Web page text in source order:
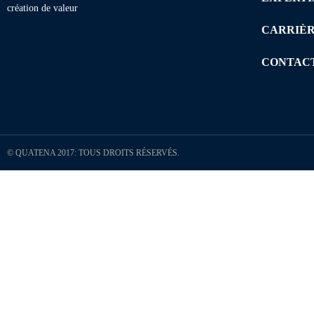
création de valeur
© QUATENA 2017: TOUS DROITS RÉSERVÉS.